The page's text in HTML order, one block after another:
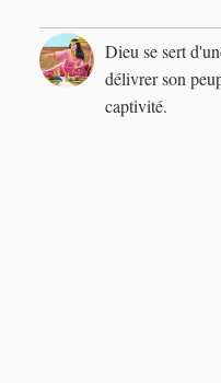
Dieu se sert
délivrer son
captivité.